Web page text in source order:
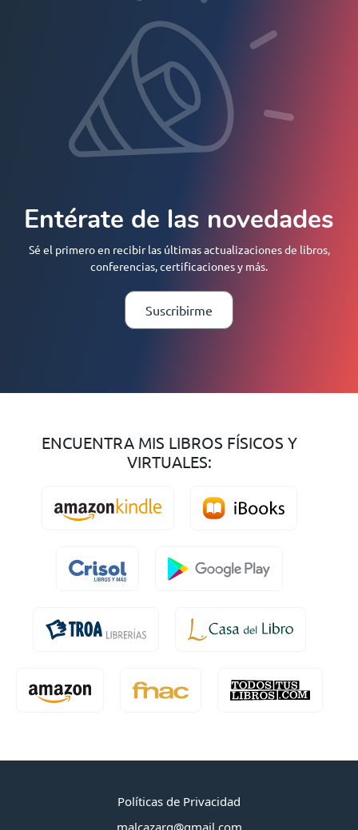
Entérate de las novedades
Sé el primero en recibir las últimas actualizaciones de libros,
conferencias, certificaciones y más.
Suscribirme
ENCUENTRA MIS LIBROS FÍSICOS Y
VIRTUALES:
Políticas de Privacidad